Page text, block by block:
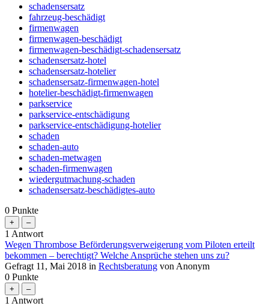
schadensersatz
fahrzeug-beschädigt
firmenwagen
firmenwagen-beschädigt
firmenwagen-beschädigt-schadensersatz
schadensersatz-hotel
schadensersatz-hotelier
schadensersatz-firmenwagen-hotel
hotelier-beschädigt-firmenwagen
parkservice
parkservice-entschädigung
parkservice-entschädigung-hotelier
schaden
schaden-auto
schaden-metwagen
schaden-firmenwagen
wiedergutmachung-schaden
schadensersatz-beschädigtes-auto
0 Punkte
1 Antwort
Wegen Thrombose Beförderungsverweigerung vom Piloten erteilt
bekommen – berechtigt? Welche Ansprüche stehen uns zu?
Gefragt 11, Mai 2018 in Rechtsberatung von Anonym
0 Punkte
1 Antwort